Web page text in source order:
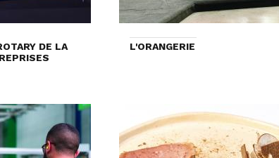
DE LA
L'ORANGERIE